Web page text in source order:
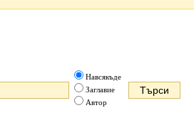
Навсякъде
Заглавие
Автор